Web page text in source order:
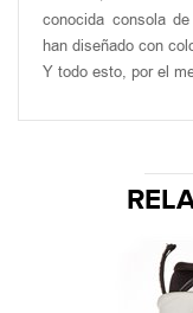
conocida consola
han diseñado con
Y todo esto, por el